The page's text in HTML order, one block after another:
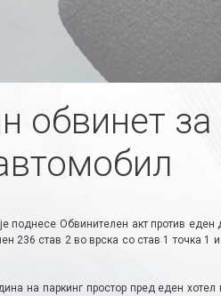
обвинет
поднесе Обвинителен акт против еден
236 став 2 во врска со став 1 точка 1
на паркинг простор пред еден